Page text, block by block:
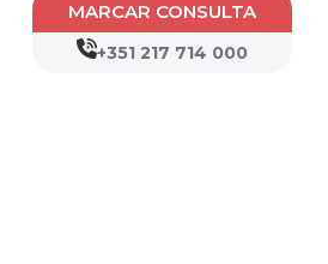
MARCAR CONSULTA
+351 217 714 000